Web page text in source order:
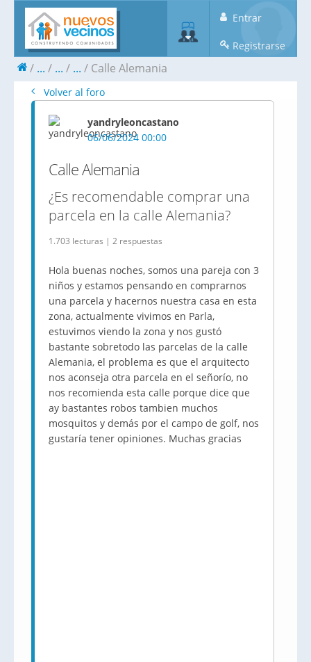
Entrar
Registrarse
... ... ... Calle Alemania
Volver al foro
yandryleoncastano
06/06/2024 00:00
Calle Alemania
¿Es recomendable comprar una
parcela en la calle Alemania?
1.703 lecturas | 2 respuestas
Hola buenas noches, somos una pareja con 3
niños y estamos pensando en comprarnos
una parcela y hacernos nuestra casa en esta
zona, actualmente vivimos en Parla,
estuvimos viendo la zona y nos gustó
bastante sobretodo las parcelas de la calle
Alemania, el problema es que el arquitecto
nos aconseja otra parcela en el señorío, no
nos recomienda esta calle porque dice que
ay bastantes robos tambien muchos
mosquitos y demás por el campo de golf, nos
gustaría tener opiniones. Muchas gracias